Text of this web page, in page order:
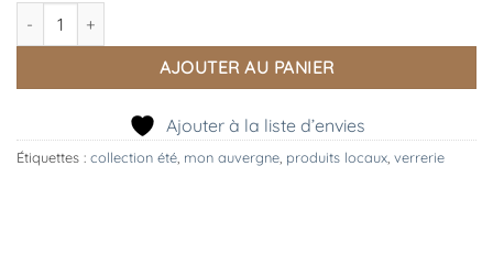
quantité de Verres à Café Auvergne x6
AJOUTER AU PANIER
Ajouter à la liste d’envies
Étiquettes : collection été mon auvergne produits locaux verrerie